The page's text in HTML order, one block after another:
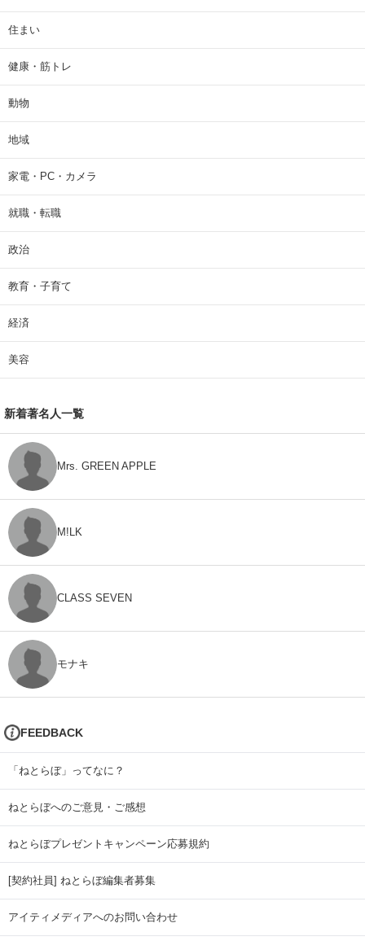
住まい
健康・筋トレ
動物
地域
家電・PC・カメラ
就職・転職
政治
教育・子育て
経済
美容
新着著名人一覧
Mrs. GREEN APPLE
M!LK
CLASS SEVEN
モナキ
FEEDBACK
「ねとらぼ」ってなに？
ねとらぼへのご意見・ご感想
ねとらぼプレゼントキャンペーン応募規約
[契約社員] ねとらぼ編集者募集
アイティメディアへのお問い合わせ